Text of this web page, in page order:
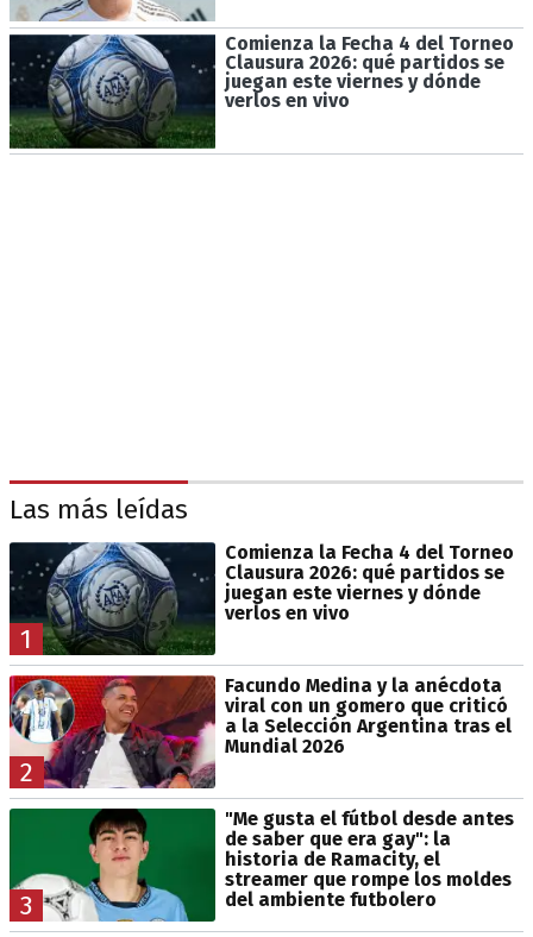
Comienza la Fecha 4 del Torneo
Clausura 2026: qué partidos se
juegan este viernes y dónde
verlos en vivo
Las más leídas
1
Comienza la Fecha 4 del Torneo
Clausura 2026: qué partidos se
juegan este viernes y dónde
verlos en vivo
2
Facundo Medina y la anécdota
viral con un gomero que criticó
a la Selección Argentina tras el
Mundial 2026
3
"Me gusta el fútbol desde antes
de saber que era gay": la
historia de Ramacity, el
streamer que rompe los moldes
del ambiente futbolero